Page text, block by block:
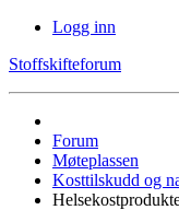
Logg inn
Stoffskifteforum
Forum
Møteplassen
Kosttilskudd og